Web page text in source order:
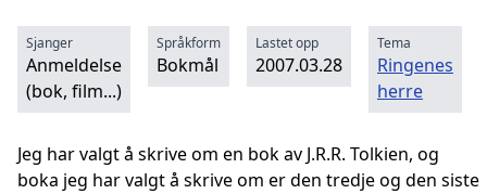
Sjanger
Anmeldelse
(bok, film...)
Språkform
Bokmål
Lastet opp
2007.03.28
Tema
Ringenes
herre
Jeg har valgt å skrive om en bok av J.R.R. Tolkien, og
boka jeg har valgt å skrive om er den tredje og den siste